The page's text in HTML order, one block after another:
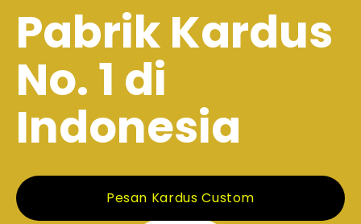
Pabrik Kardus
No. 1 di
Indonesia
Pesan Kardus Custom